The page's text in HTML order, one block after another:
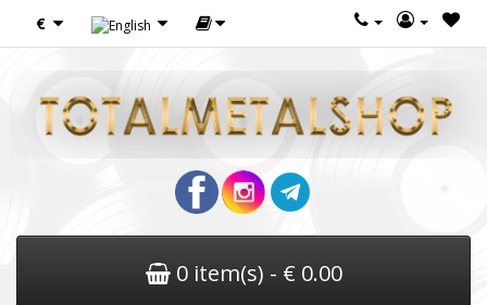
€
0 item(s) - € 0.00